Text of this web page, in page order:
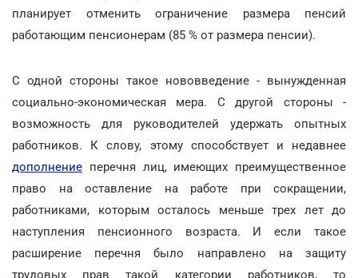
планирует отменить ограничение размера пенсий
работающим пенсионерам (85 % от размера пенсии).
С одной стороны такое нововведение - вынужденная
социально-экономическая мера. С другой стороны -
возможность для руководителей удержать опытных
работников. К слову, этому способствует и недавнее
дополнение перечня лиц, имеющих преимущественное
право на оставление на работе при сокращении,
работниками, которым осталось меньше трех лет до
наступления пенсионного возраста. И если такое
расширение перечня было направлено на защиту
трудовых прав такой категории работников, то